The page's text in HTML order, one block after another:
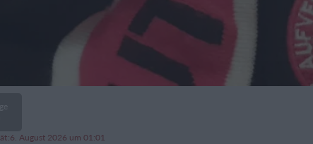
6. August 2026 um 01:01